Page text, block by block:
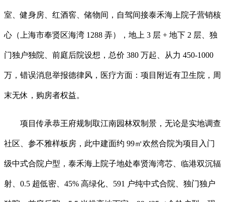
室、健身房、红酒窖、储物间，自驾间接泰禾海上院子营销核
心（上海市奉贤区海湾 1288 弄），地上 3 层 + 地下 2 层、独
门独户独院、前庭后院设想，总价 380 万起、从力 450-1000
万，错误消息举报德律风，医疗方面：项目附近有卫生院，周
末无休，购房者权益。
项目传承恭王府规制取江南园林双制景，无论是实地调查
社区、参不雅样板房，此中建面约 99㎡欢然合院为项目入门
级中式合院户型，泰禾海上院子地处奉贤海湾芯、临港双沉辐
射、0.5 超低密、45% 高绿化、591 户纯中式合院、独门独户